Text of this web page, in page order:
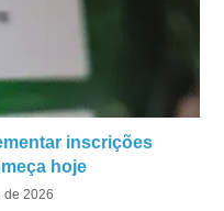
inscrições
hoje
de 2026